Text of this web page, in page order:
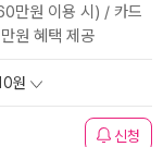
만원 이용 시) / 카드
원 혜택 제공
원
신청